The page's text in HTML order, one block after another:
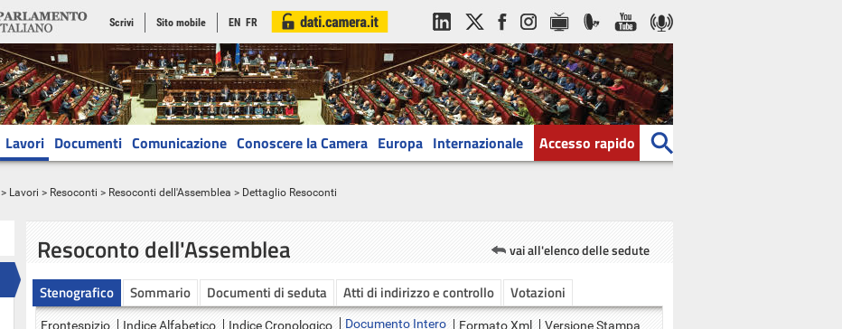
Scrivi Sito mobile EN FR
Lavori Documenti Comunicazione Conoscere la Camera Europa Internazionale Accesso rapido
> Lavori > Resoconti > Resoconti dell'Assemblea > Dettaglio Resoconti
Resoconto dell'Assemblea vai all'elenco delle sedute
Stenografico Sommario Documenti di seduta Atti di indirizzo e controllo Votazioni
Frontespizio Indice Alfabetico Indice Cronologico Documento Intero Formato Xml Versione Stampa